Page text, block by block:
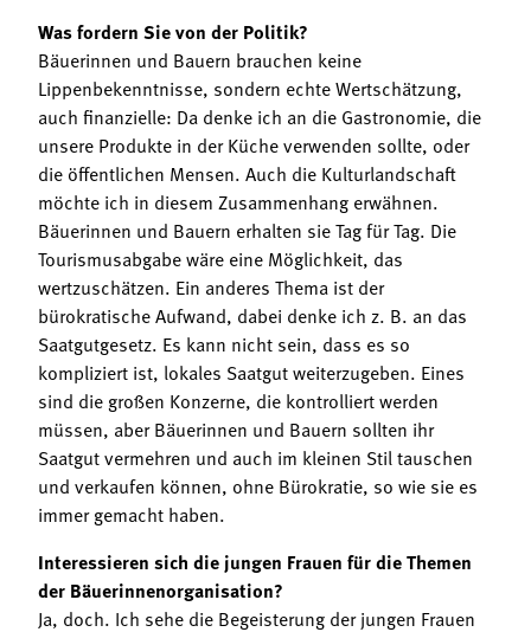
Was fordern Sie von der Politik?
Bäuerinnen und Bauern brauchen keine
Lippenbekenntnisse, sondern echte Wertschätzung,
auch finanzielle: Da denke ich an die Gastronomie, die
unsere Produkte in der Küche verwenden sollte, oder
die öffentlichen Mensen. Auch die Kulturlandschaft
möchte ich in diesem Zusammenhang erwähnen.
Bäuerinnen und Bauern erhalten sie Tag für Tag. Die
Tourismusabgabe wäre eine Möglichkeit, das
wertzuschätzen. Ein anderes Thema ist der
bürokratische Aufwand, dabei denke ich z. B. an das
Saatgutgesetz. Es kann nicht sein, dass es so
kompliziert ist, lokales Saatgut weiterzugeben. Eines
sind die großen Konzerne, die kontrolliert werden
müssen, aber Bäuerinnen und Bauern sollten ihr
Saatgut vermehren und auch im kleinen Stil tauschen
und verkaufen können, ohne Bürokratie, so wie sie es
immer gemacht haben.
Interessieren sich die jungen Frauen für die Themen
der Bäuerinnenorganisation?
Ja, doch. Ich sehe die Begeisterung der jungen Frauen